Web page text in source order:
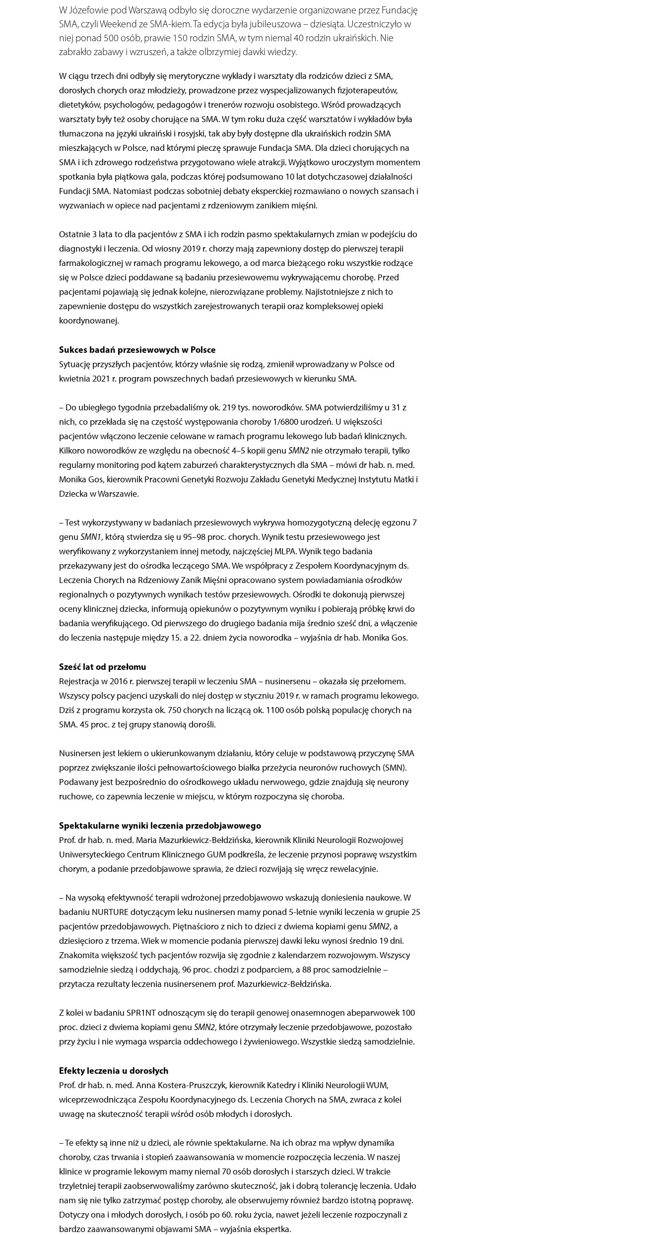
W Józefowie pod Warszawą odbyło się doroczne wydarzenie organizowane przez Fundację
SMA, czyli Weekend ze SMA-kiem. Ta edycja była jubileuszowa – dziesiąta. Uczestniczyło w
niej ponad 500 osób, prawie 150 rodzin SMA, w tym niemal 40 rodzin ukraińskich. Nie
zabrakło zabawy i wzruszeń, a także olbrzymiej dawki wiedzy.
W ciągu trzech dni odbyły się merytoryczne wykłady i warsztaty dla rodziców dzieci z SMA,
dorosłych chorych oraz młodzieży, prowadzone przez wyspecjalizowanych fizjoterapeutów,
dietetyków, psychologów, pedagogów i trenerów rozwoju osobistego. Wśród prowadzących
warsztaty były też osoby chorujące na SMA. W tym roku duża część warsztatów i wykładów była
tłumaczona na języki ukraiński i rosyjski, tak aby były dostępne dla ukraińskich rodzin SMA
mieszkających w Polsce, nad którymi pieczę sprawuje Fundacja SMA. Dla dzieci chorujących na
SMA i ich zdrowego rodzeństwa przygotowano wiele atrakcji. Wyjątkowo uroczystym momentem
spotkania była piątkowa gala, podczas której podsumowano 10 lat dotychczasowej działalności
Fundacji SMA. Natomiast podczas sobotniej debaty eksperckiej rozmawiano o nowych szansach i
wyzwaniach w opiece nad pacjentami z rdzeniowym zanikiem mięśni.
Ostatnie 3 lata to dla pacjentów z SMA i ich rodzin pasmo spektakularnych zmian w podejściu do
diagnostyki i leczenia. Od wiosny 2019 r. chorzy mają zapewniony dostęp do pierwszej terapii
farmakologicznej w ramach programu lekowego, a od marca bieżącego roku wszystkie rodzące
się w Polsce dzieci poddawane są badaniu przesiewowemu wykrywającemu chorobę. Przed
pacjentami pojawiają się jednak kolejne, nierozwiązane problemy. Najistotniejsze z nich to
zapewnienie dostępu do wszystkich zarejestrowanych terapii oraz kompleksowej opieki
koordynowanej.
Sukces badań przesiewowych w Polsce
Sytuację przyszłych pacjentów, którzy właśnie się rodzą, zmienił wprowadzany w Polsce od
kwietnia 2021 r. program powszechnych badań przesiewowych w kierunku SMA.
– Do ubiegłego tygodnia przebadaliśmy ok. 219 tys. noworodków. SMA potwierdziliśmy u 31 z
nich, co przekłada się na częstość występowania choroby 1/6800 urodzeń. U większości
pacjentów włączono leczenie celowane w ramach programu lekowego lub badań klinicznych.
Kilkoro noworodków ze względu na obecność 4–5 kopii genu SMN2nie otrzymało terapii, tylko
regularny monitoring pod kątem zaburzeń charakterystycznych dla SMA – mówi dr hab. n. med.
Monika Gos, kierownik Pracowni Genetyki Rozwoju Zakładu Genetyki Medycznej Instytutu Matki i
Dziecka w Warszawie.
– Test wykorzystywany w badaniach przesiewowych wykrywa homozygotyczną delecję egzonu 7
genu SMN1, którą stwierdza się u 95–98 proc. chorych. Wynik testu przesiewowego jest
weryfikowany z wykorzystaniem innej metody, najczęściej MLPA. Wynik tego badania
przekazywany jest do ośrodka leczącego SMA. We współpracy z Zespołem Koordynacyjnym ds.
Leczenia Chorych na Rdzeniowy Zanik Mięśni opracowano system powiadamiania ośrodków
regionalnych o pozytywnych wynikach testów przesiewowych. Ośrodki te dokonują pierwszej
oceny klinicznej dziecka, informują opiekunów o pozytywnym wyniku i pobierają próbkę krwi do
badania weryfikującego. Od pierwszego do drugiego badania mija średnio sześć dni, a włączenie
do leczenia następuje między 15. a 22. dniem życia noworodka – wyjaśnia dr hab. Monika Gos.
Sześć lat od przełomu
Rejestracja w 2016 r. pierwszej terapii w leczeniu SMA – nusinersenu – okazała się przełomem.
Wszyscy polscy pacjenci uzyskali do niej dostęp w styczniu 2019 r. w ramach programu lekowego.
Dziś z programu korzysta ok. 750 chorych na liczącą ok. 1100 osób polską populację chorych na
SMA. 45 proc. z tej grupy stanowią dorośli.
Nusinersen jest lekiem o ukierunkowanym działaniu, który celuje w podstawową przyczynę SMA
poprzez zwiększanie ilości pełnowartościowego białka przeżycia neuronów ruchowych (SMN).
Podawany jest bezpośrednio do ośrodkowego układu nerwowego, gdzie znajdują się neurony
ruchowe, co zapewnia leczenie w miejscu, w którym rozpoczyna się choroba.
Spektakularne wyniki leczenia przedobjawowego
Prof. dr hab. n. med. Maria Mazurkiewicz-Bełdzińska, kierownik Kliniki Neurologii Rozwojowej
Uniwersyteckiego Centrum Klinicznego GUM podkreśla, że leczenie przynosi poprawę wszystkim
chorym, a podanie przedobjawowe sprawia, że dzieci rozwijają się wręcz rewelacyjnie.
– Na wysoką efektywność terapii wdrożonej przedobjawowo wskazują doniesienia naukowe. W
badaniu NURTURE dotyczącym leku nusinersen mamy ponad 5-letnie wyniki leczenia w grupie 25
pacjentów przedobjawowych. Piętnaścioro z nich to dzieci z dwiema kopiami genu SMN2, a
dziesięcioro z trzema. Wiek w momencie podania pierwszej dawki leku wynosi średnio 19 dni.
Znakomita większość tych pacjentów rozwija się zgodnie z kalendarzem rozwojowym. Wszyscy
samodzielnie siedzą i oddychają, 96 proc. chodzi z podparciem, a 88 proc samodzielnie –
przytacza rezultaty leczenia nusinersenem prof. Mazurkiewicz-Bełdzińska.
Z kolei w badaniu SPR1NT odnoszącym się do terapii genowej onasemnogen abeparwowek 100
proc. dzieci z dwiema kopiami genu SMN2, które otrzymały leczenie przedobjawowe, pozostało
przy życiu i nie wymaga wsparcia oddechowego i żywieniowego. Wszystkie siedzą samodzielnie.
Efekty leczenia u dorosłych
Prof. dr hab. n. med. Anna Kostera-Pruszczyk, kierownik Katedry i Kliniki Neurologii WUM,
wiceprzewodnicząca Zespołu Koordynacyjnego ds. Leczenia Chorych na SMA, zwraca z kolei
uwagę na skuteczność terapii wśród osób młodych i dorosłych.
– Te efekty są inne niż u dzieci, ale równie spektakularne. Na ich obraz ma wpływ dynamika
choroby, czas trwania i stopień zaawansowania w momencie rozpoczęcia leczenia. W naszej
klinice w programie lekowym mamy niemal 70 osób dorosłych i starszych dzieci. W trakcie
trzyletniej terapii zaobserwowaliśmy zarówno skuteczność, jak i dobrą tolerancję leczenia. Udało
nam się nie tylko zatrzymać postęp choroby, ale obserwujemy również bardzo istotną poprawę.
Dotyczy ona i młodych dorosłych, i osób po 60. roku życia, nawet jeżeli leczenie rozpoczynali z
bardzo zaawansowanymi objawami SMA – wyjaśnia ekspertka.